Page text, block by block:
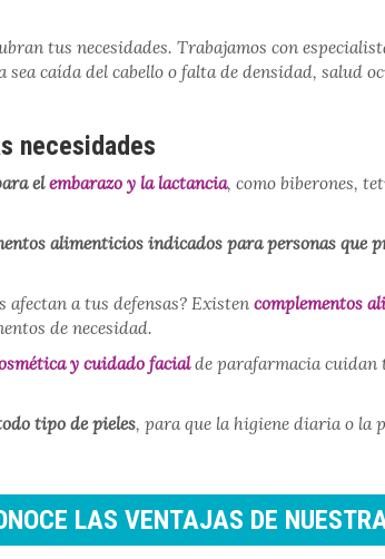
tus necesidades. Trabajamos con
sea caída del cabello o falta de densidad, salud
necesidades
elembarazo y la lactancia, como biberones,
alimenticios indicados para personas que
afectan a tus defensas? Existen complementos
de necesidad.
y cuidado facialde parafarmacia cuidan
tipo de pieles, para que la higiene diaria o la
LAS VENTAJAS DE